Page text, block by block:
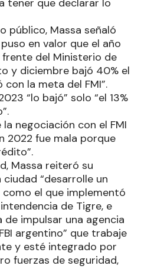
público, Massa señaló
en valor que el año
del Ministerio de
y diciembre bajó 40% el
la meta del FMI”.
“lo bajó” solo “el 13%
negociación con el FMI
2022 fue mala porque
Massa reiteró su
“desarrolle un
el que implementó
de Tigre, e
impulsar una agencia
argentino” que trabaje
y esté integrado por
fuerzas de seguridad,